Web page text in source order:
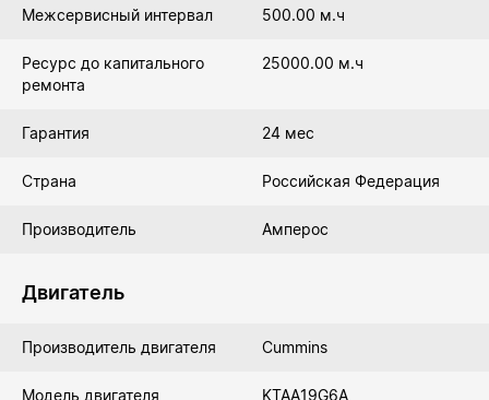
Межсервисный интервал 500.00 м.ч
Ресурс до капитального
ремонта
25000.00 м.ч
Гарантия 24 мес
Страна Российская Федерация
Производитель Амперос
Двигатель
Производитель двигателя Cummins
Модель двигателя KTAA19G6A